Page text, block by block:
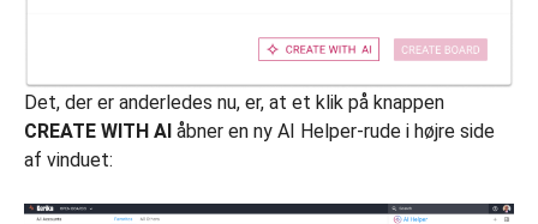
Det, der er anderledes nu, er, at et klik på knappen
CREATE WITH AI åbner en ny AI Helper-rude i højre side
af vinduet: